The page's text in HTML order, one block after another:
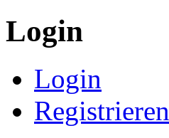
Login
Login
Registrieren